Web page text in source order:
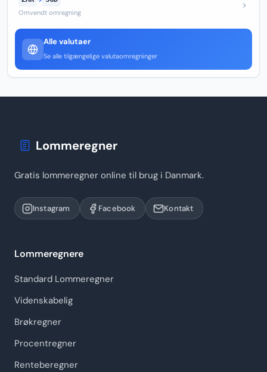
Omvendt omregning
Alle valutaer
Se alle tilgængelige valutaomregninger
Lommeregner
Gratis lommeregner online til brug i Danmark.
Instagram Facebook Kontakt
Lommeregnere
Standard Lommeregner
Videnskabelig
Brøkregner
Procentregner
Renteberegner